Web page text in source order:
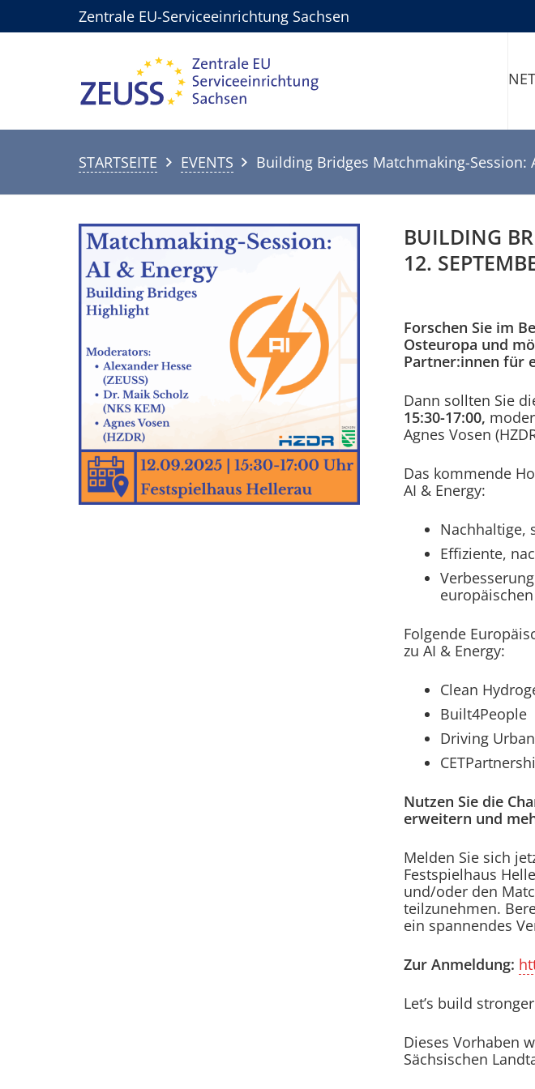
Zentrale EU-Serviceeinrichtung Sachsen
STARTSEITE EVENTS Building Bridges Matchmaking-Session:
BUILDING
12.
Forschen Sie im
Osteuropa und
Partner:innen für
Dann sollten Sie
15:30-17:00,
Agnes Vosen
Das kommende
AI & Energy:
Nachhaltige,
Effiziente,
Folgende
zu AI & Energy:
Clean
Built4People
Driving
Nutzen Sie die
erweitern und
Melden Sie sich
Festspielhaus
und/oder den
teilzunehmen.
ein spannendes
Zur Anmeldung:
Let’s build
Dieses Vorhaben
Sächsischen